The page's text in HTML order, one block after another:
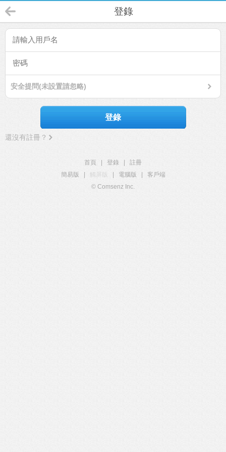
登錄
安全提問(未設置請忽略)
登錄
還沒有註冊？
首頁 登錄
註冊
簡易版
觸屏版 電腦版
客戶端
© Comsenz Inc.